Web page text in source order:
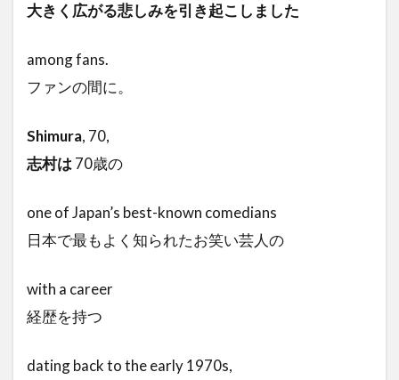
大きく広がる悲しみを引き起こしました
among fans.
ファンの間に。
Shimura, 70,
志村は 70歳の
one of Japan’s best-known comedians
日本で最もよく知られたお笑い芸人の
with a career
経歴を持つ
dating back to the early 1970s,